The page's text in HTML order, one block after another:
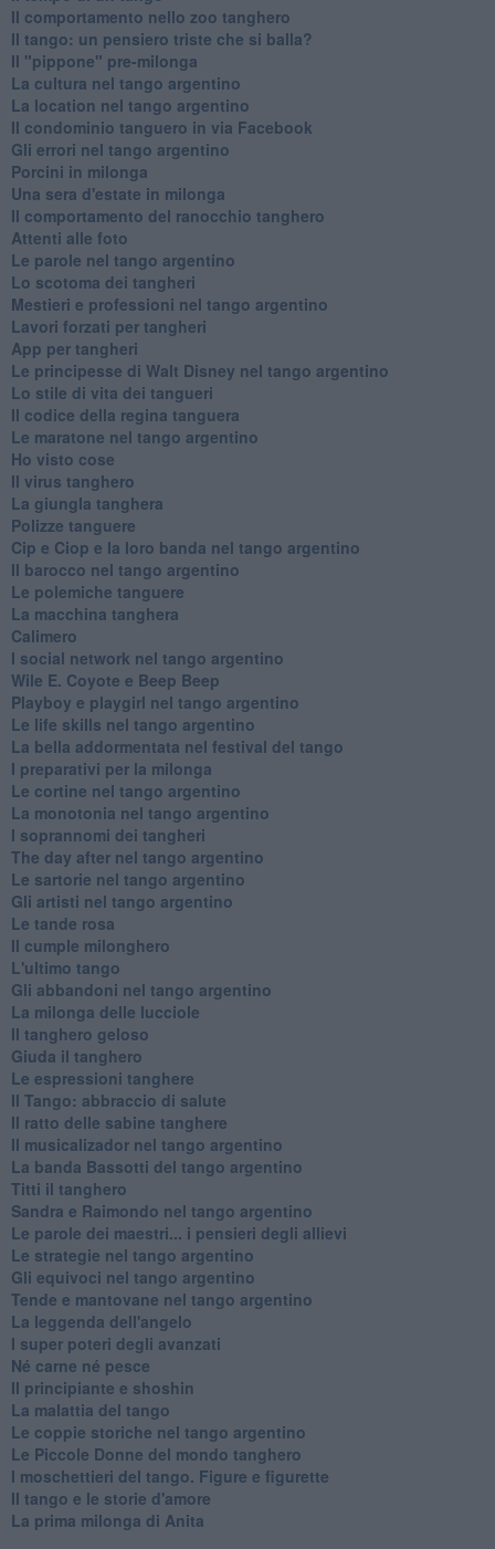
Il comportamento nello zoo tanghero
Il tango: un pensiero triste che si balla?
Il "pippone" pre-milonga
La cultura nel tango argentino
La location nel tango argentino
Il condominio tanguero in via Facebook
Gli errori nel tango argentino
Porcini in milonga
Una sera d'estate in milonga
Il comportamento del ranocchio tanghero
Attenti alle foto
Le parole nel tango argentino
Lo scotoma dei tangheri
Mestieri e professioni nel tango argentino
Lavori forzati per tangheri
App per tangheri
Le principesse di Walt Disney nel tango argentino
Lo stile di vita dei tangueri
Il codice della regina tanguera
Le maratone nel tango argentino
Ho visto cose
Il virus tanghero
La giungla tanghera
Polizze tanguere
Cip e Ciop e la loro banda nel tango argentino
Il barocco nel tango argentino
Le polemiche tanguere
La macchina tanghera
Calimero
​I social network nel tango argentino
Wile E. Coyote e Beep Beep
Playboy e playgirl nel tango argentino
Le life skills nel tango argentino
La bella addormentata nel festival del tango
I preparativi per la milonga
Le cortine nel tango argentino
La monotonia nel tango argentino
I soprannomi dei tangheri
The day after nel tango argentino
Le sartorie nel tango argentino
Gli artisti nel tango argentino
Le tande rosa
Il cumple milonghero
L'ultimo tango
Gli abbandoni nel tango argentino
La milonga delle lucciole
Il tanghero geloso
Giuda il tanghero
Le espressioni tanghere
Il Tango: abbraccio di salute
Il ratto delle sabine tanghere
Il musicalizador nel tango argentino
La banda Bassotti del tango argentino
Titti il tanghero
Sandra e Raimondo nel tango argentino
Le parole dei maestri... i pensieri degli allievi
Le strategie nel tango argentino
Gli equivoci nel tango argentino
Tende e mantovane nel tango argentino
La leggenda dell'angelo
I super poteri degli avanzati
​Né carne né pesce
Il principiante e shoshin
La malattia del tango
Le coppie storiche nel tango argentino
​Le Piccole Donne del mondo tanghero
I moschettieri del tango. Figure e figurette
Il tango e le storie d'amore
​La prima milonga di Anita